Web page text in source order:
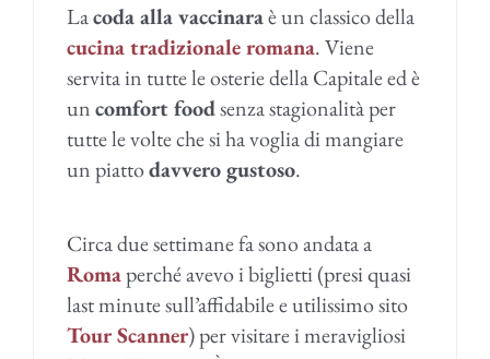
Lacoda alla vaccinaraè un classico della
cucina tradizionale romana. Viene
servita in tutte le osterie della Capitale ed è
uncomfort foodsenza stagionalità per
tutte le volte che si ha voglia di mangiare
un piattodavvero gustoso.
Circa due settimane fa sono andata a
Romaperché avevo i biglietti (presi quasi
last minute sull’affidabile e utilissimo sito
Tour Scanner) per visitare i meravigliosi